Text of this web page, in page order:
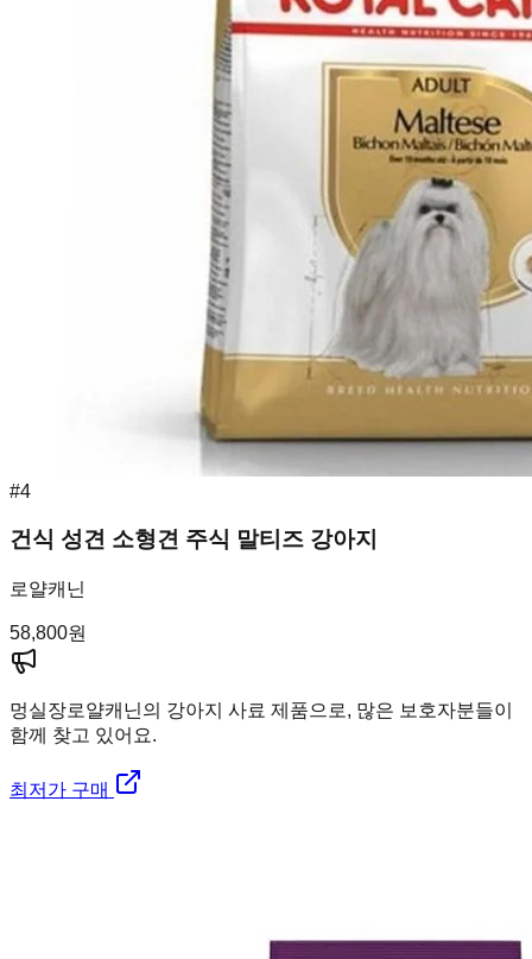
#4
건식 성견 소형견 주식 말티즈 강아지
로얄캐닌
58,800원
멍실장로얄캐닌의 강아지 사료 제품으로, 많은 보호자분들이
함께 찾고 있어요.
최저가 구매